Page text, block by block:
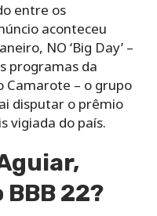
entre os
aconteceu
NO ‘Big Day’ –
programas da
Camarote – o grupo
disputar o prêmio
vigiada do país.
22?